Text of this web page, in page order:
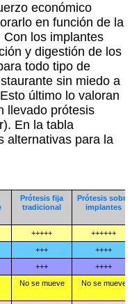
económico
en función de la
los implantes
y digestión de los
todo tipo de
sin miedo a
último lo valoran
llevado prótesis
En la tabla
alternativas para la
Prótesis fija
tradicional
Prótesis sobre
implantes
+++++
++++++
+++
++++
+++
++++
No se mueve No se mueve